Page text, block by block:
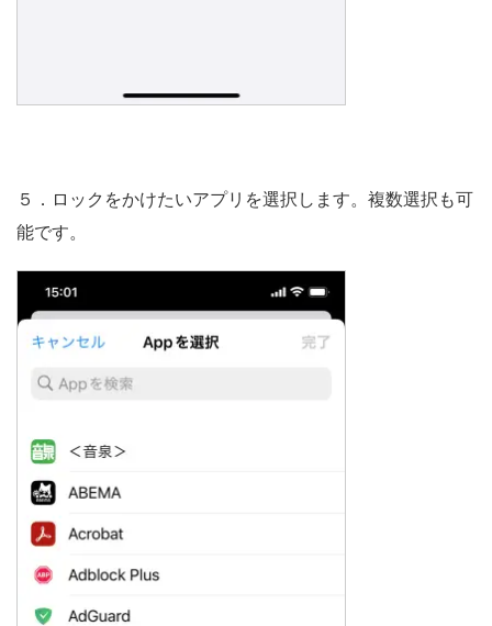
５．ロックをかけたいアプリを選択します。複数選択も可
能です。